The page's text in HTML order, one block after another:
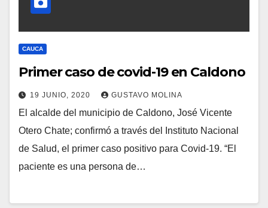
CAUCA
Primer caso de covid-19 en Caldono
19 JUNIO, 2020 GUSTAVO MOLINA
El alcalde del municipio de Caldono, José Vicente
Otero Chate; confirmó a través del Instituto Nacional
de Salud, el primer caso positivo para Covid-19. “El
paciente es una persona de…